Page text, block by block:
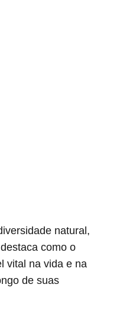
natural,
como o
vital na vida e na
de suas